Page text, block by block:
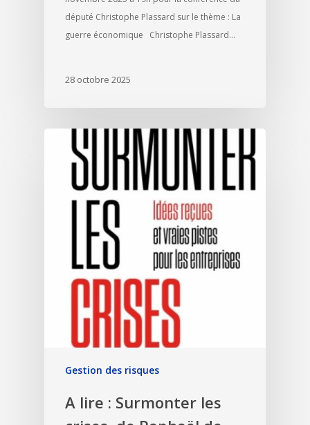
député Christophe Plassard sur le thème : La
guerre économique Christophe Plassard…
28 octobre 2025
Gestion des risques
A lire : Surmonter les